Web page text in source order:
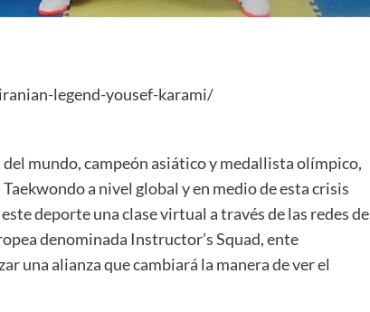
legend-yousef-karami/
mundo, campeón asiático y medallista olímpico,
a nivel global y en medio de esta crisis
deporte una clase virtual a través de las redes de
denominada Instructor’s Squad, ente
una alianza que cambiará la manera de ver el